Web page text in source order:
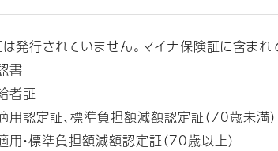
発行されていません。マイナ保険証に含まれ
書
者証
用認定証、標準負担額減額認定証（70歳未満）
用・標準負担額減額認定証（70歳以上）